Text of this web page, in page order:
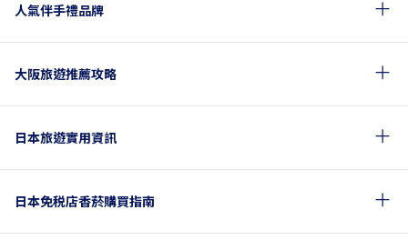
人氣伴手禮品牌
大阪旅遊推薦攻略
日本旅遊實用資訊
日本免税店香菸購買指南